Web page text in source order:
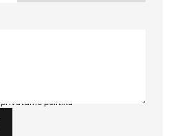
privatumo politika